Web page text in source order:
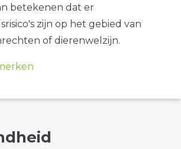
betekenen dat er
zijn op het gebied van
of dierenwelzijn.